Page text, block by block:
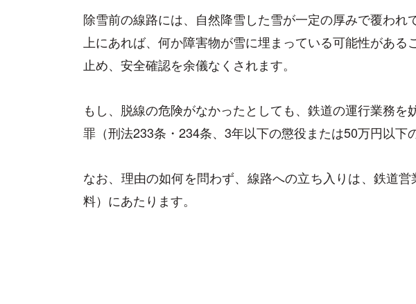
除雪前の線路には、自然降雪した雪が一定の厚みで覆われ
上にあれば、何か障害物が雪に埋まっている可能性がある
止め、安全確認を余儀なくされます。
もし、脱線の危険がなかったとしても、鉄道の運行業務を
罪（刑法233条・234条、3年以下の懲役または50万円以下
なお、理由の如何を問わず、線路への立ち入りは、鉄道
料）にあたります。